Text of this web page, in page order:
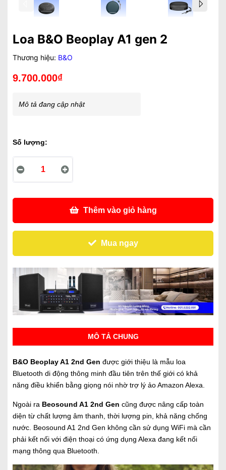
Loa B&O Beoplay A1 gen 2
Thương hiệu: B&O
9.700.000₫
Mô tả đang cập nhật
Số lượng:
Thêm vào giỏ hàng
Mua ngay
MÔ TẢ CHUNG
B&O Beoplay A1 2nd Gen được giới thiệu là mẫu loa
Bluetooth di động thông minh đầu tiên trên thế giới có khả
năng điều khiển bằng giọng nói nhờ trợ lý ảo Amazon Alexa.
Ngoài ra Beosound A1 2nd Gen cũng được nâng cấp toàn
diện từ chất lượng âm thanh, thời lượng pin, khả năng chống
nước. Beosound A1 2nd Gen không cần sử dụng WiFi mà cần
phải kết nối với điện thoại có ứng dụng Alexa đang kết nối
mạng thông qua Bluetooth.